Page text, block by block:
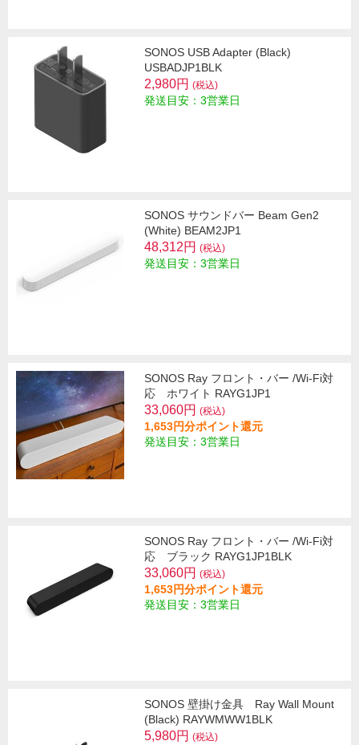
SONOS USB Adapter (Black)
USBADJP1BLK
2,980円 (税込)
発送目安：3営業日
SONOS サウンドバー Beam Gen2
(White) BEAM2JP1
48,312円 (税込)
発送目安：3営業日
SONOS Ray フロント・バー /Wi-Fi対
応 ホワイト RAYG1JP1
33,060円 (税込)
1,653円分ポイント還元
発送目安：3営業日
SONOS Ray フロント・バー /Wi-Fi対
応 ブラック RAYG1JP1BLK
33,060円 (税込)
1,653円分ポイント還元
発送目安：3営業日
SONOS 壁掛け金具 Ray Wall Mount
(Black) RAYWMWW1BLK
5,980円 (税込)